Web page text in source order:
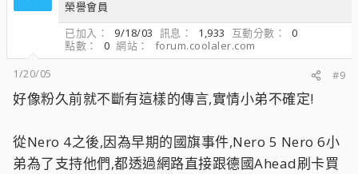
榮譽會員
已加入
9/18/03 訊息 1,933 互動分數
0
點數
0 網站
forum.coolaler.com
1/20/05
#9
好像粉久前就不斷有這樣的傳言,實情小弟不確定!
從Nero 4之後,因為早期的國旗事件,Nero 5 Nero 6小
弟為了支持他們,都透過網路直接跟德國Ahead刷卡買